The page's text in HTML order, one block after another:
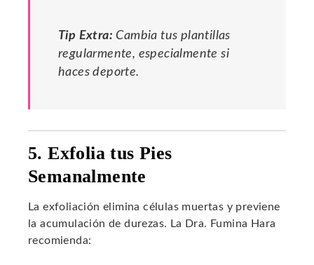
Tip Extra: Cambia tus plantillas
regularmente, especialmente si
haces deporte.
5. Exfolia tus Pies
Semanalmente
La exfoliación elimina células muertas y previene
la acumulación de durezas. La Dra. Fumina Hara
recomienda: